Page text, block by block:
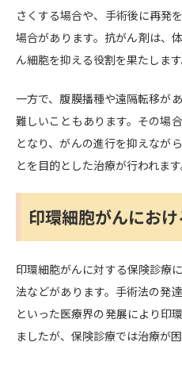
さくする場合や、手術後に再発
場合があります。抗がん剤は、
ん細胞を抑える役割を果たします
一方で、腹膜播種や遠隔転移が
難しいこともあります。その場
となり、がんの進行を抑えなが
とを目的とした治療が行われます
印環細胞がんにお
印環細胞がんに対する保険診療
法などがあります。手術法の発
といった医療界の発展により印
ましたが、保険診療では治療が